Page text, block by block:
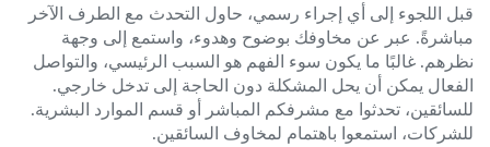
قبل اللجوء إلى أي إجراء رسمي، حاول التحدث مع الطرف الآخر
مباشرةً. عبر عن مخاوفك بوضوح وهدوء، واستمع إلى وجهة
نظرهم. غالبًا ما يكون سوء الفهم هو السبب الرئيسي، والتواصل
الفعال يمكن أن يحل المشكلة دون الحاجة إلى تدخل خارجي.
للسائقين، تحدثوا مع مشرفكم المباشر أو قسم الموارد البشرية.
للشركات، استمعوا باهتمام لمخاوف السائقين.